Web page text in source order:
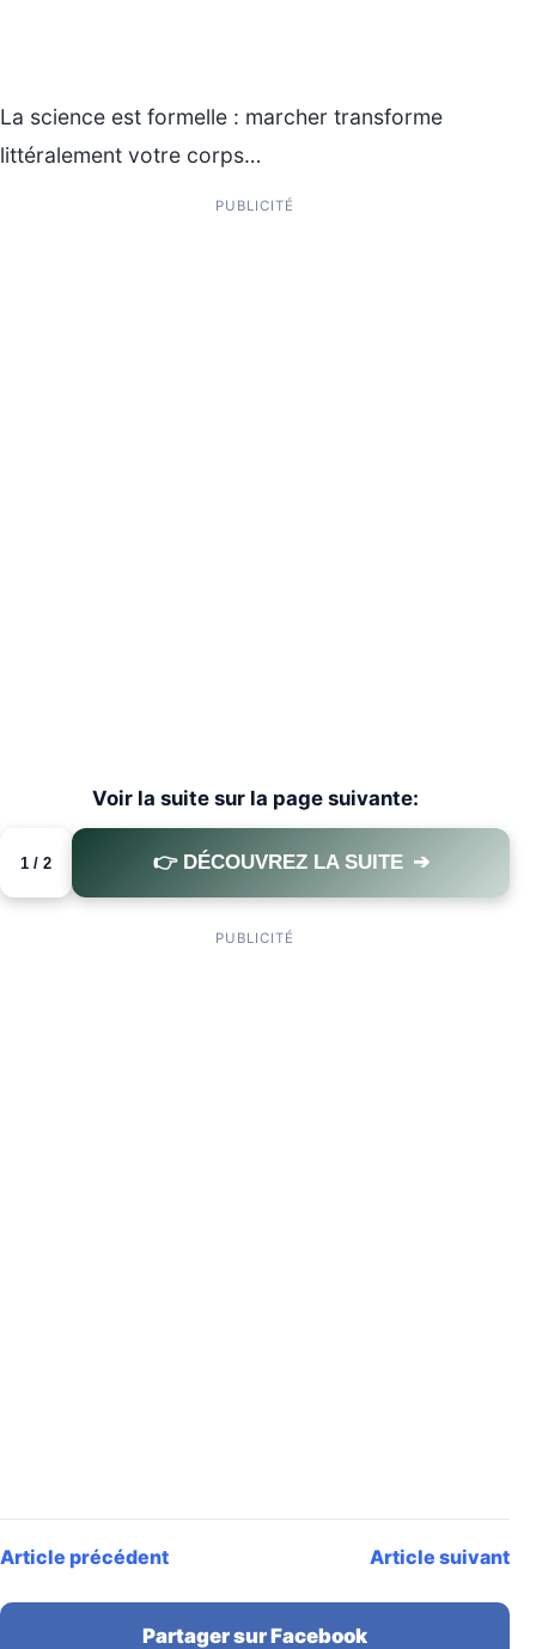
La science est formelle : marcher transforme
littéralement votre corps…
PUBLICITÉ
Voir la suite sur la page suivante:
1 / 2 👉 DÉCOUVREZ LA SUITE ➔
PUBLICITÉ
Article précédent Article suivant
Partager sur Facebook